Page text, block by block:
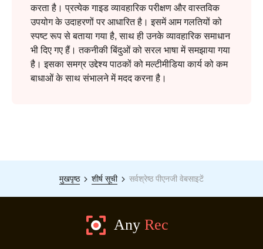
करता है। प्रत्येक गाइड व्यावहारिक परीक्षण और वास्तविक
उपयोग के उदाहरणों पर आधारित है। इसमें आम गलतियों को
स्पष्ट रूप से बताया गया है, साथ ही उनके व्यावहारिक समाधान
भी दिए गए हैं। तकनीकी बिंदुओं को सरल भाषा में समझाया गया
है। इसका समग्र उद्देश्य पाठकों को मल्टीमीडिया कार्य को कम
बाधाओं के साथ संभालने में मदद करना है।
मुखपृष्ठ शीर्ष सूची सर्वश्रेष्ठ पीएनजी वेबसाइटें